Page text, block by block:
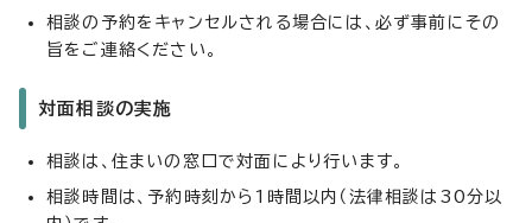
相談の予約をキャンセルされる場合には、必ず事前にその
旨をご連絡ください。
対面相談の実施
相談は、住まいの窓口で対面により行います。
相談時間は、予約時刻から1時間以内（法律相談は30分以